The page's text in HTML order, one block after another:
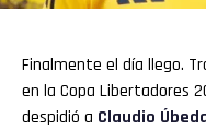
Finalmente el día llego.
en la Copa Libertadores
despidió a Claudio